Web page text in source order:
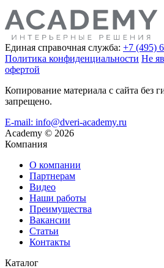
Единая справочная служба: +7 (495)
Политика конфиденциальности Не
офертой
Копирование материала с сайта без
запрещено.
E-mail: info@dveri-academy.ru
Academy © 2026
Компания
О компании
Партнерам
Видео
Наши работы
Преимущества
Вакансии
Статьи
Контакты
Каталог